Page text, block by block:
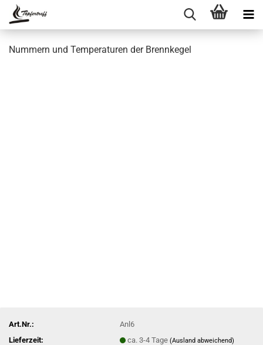
Nummern und Temperaturen der Brennkegel
Art.Nr.:
Anl6
Lieferzeit:
ca. 3-4 Tage(Ausland abweichend)